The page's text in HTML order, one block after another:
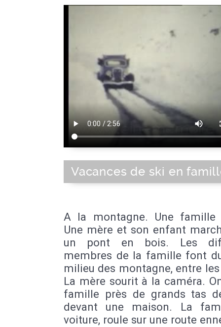
Vacances de ski en
A la montagne. Une famille
Une mère et son enfant
un pont en bois. Les
membres de la famille font
milieu des montagne, entre
La mère sourit à la caméra.
famille près de grands tas
devant une maison. La
voiture, roule sur une route